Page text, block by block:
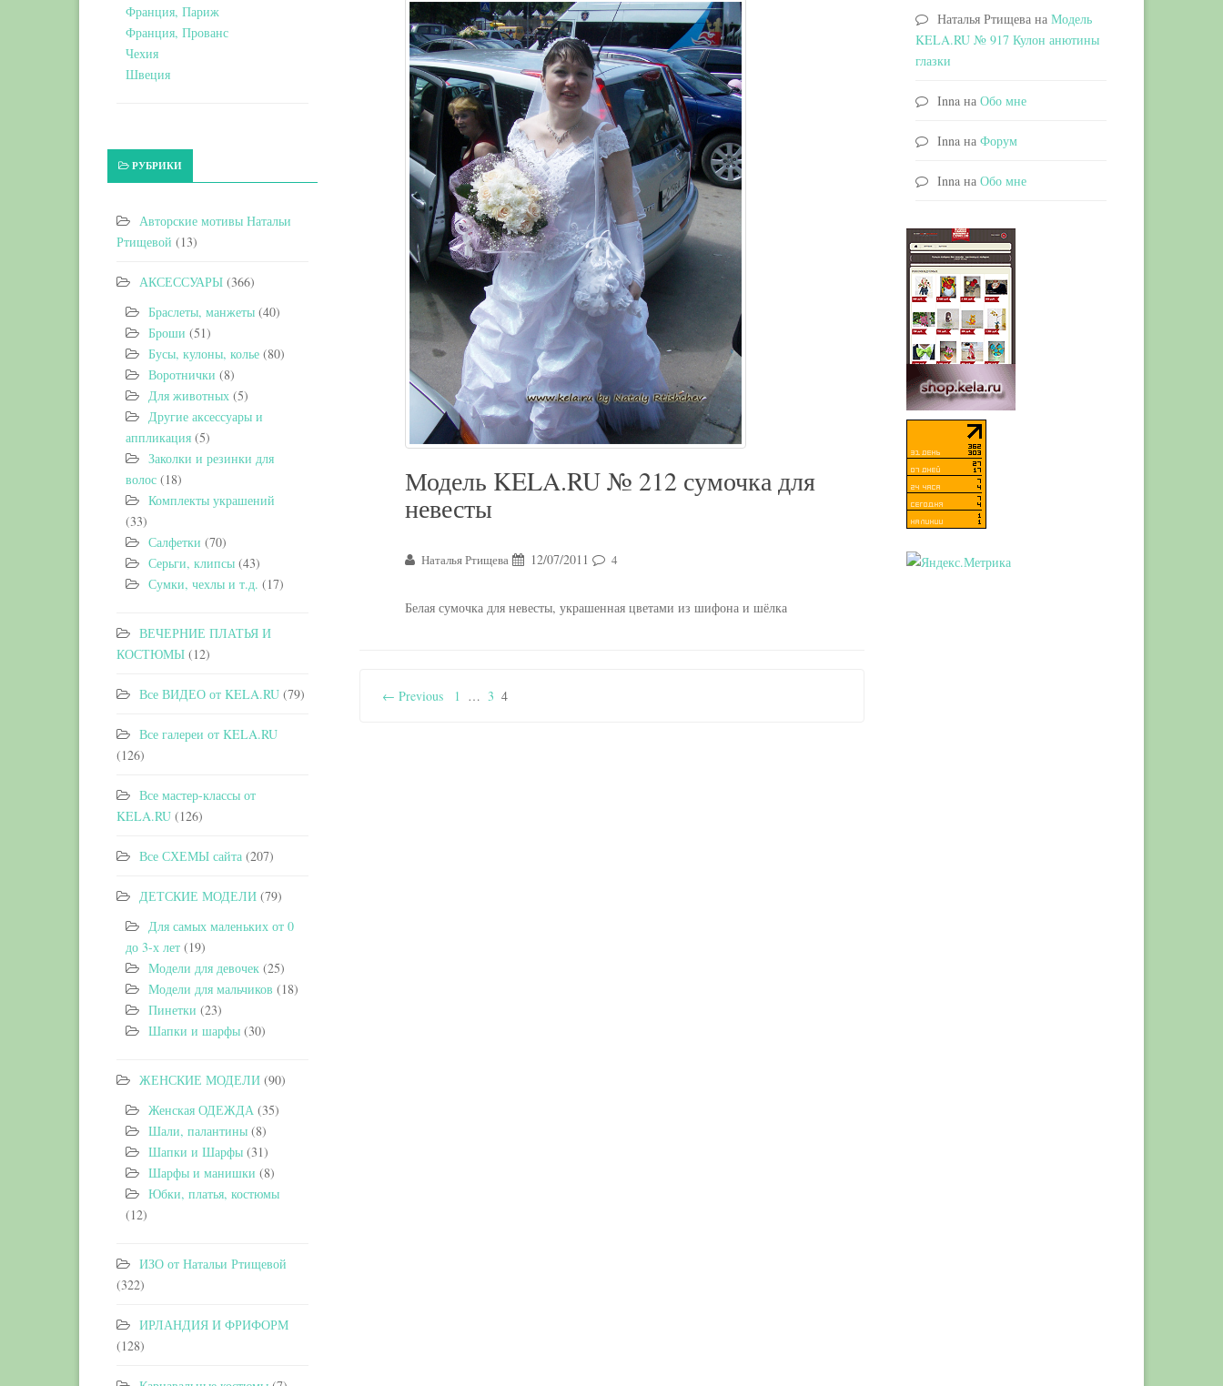
Модель KELA.RU № 212 сумочка для
невесты
Наталья Ртищева 12/07/2011 4
Белая сумочка для невесты, украшенная цветами из шифона и шёлка
← Previous 1 … 3 4
Франция, Париж
Франция, Прованс
Чехия
Швеция
РУБРИКИ
Авторские мотивы Натальи
Ртищевой (13)
АКСЕССУАРЫ (366)
Браслеты, манжеты (40)
Броши (51)
Бусы, кулоны, колье (80)
Воротнички (8)
Для животных (5)
Другие аксессуары и
аппликация (5)
Заколки и резинки для
волос (18)
Комплекты украшений
(33)
Салфетки (70)
Серьги, клипсы (43)
Сумки, чехлы и т.д. (17)
ВЕЧЕРНИЕ ПЛАТЬЯ И
КОСТЮМЫ (12)
Все ВИДЕО от KELA.RU (79)
Все галереи от KELA.RU
(126)
Все мастер-классы от
KELA.RU (126)
Все СХЕМЫ сайта (207)
ДЕТСКИЕ МОДЕЛИ (79)
Для самых маленьких от 0
до 3-х лет (19)
Модели для девочек (25)
Модели для мальчиков (18)
Пинетки (23)
Шапки и шарфы (30)
ЖЕНСКИЕ МОДЕЛИ (90)
Женская ОДЕЖДА (35)
Шали, палантины (8)
Шапки и Шарфы (31)
Шарфы и манишки (8)
Юбки, платья, костюмы
(12)
ИЗО от Натальи Ртищевой
(322)
ИРЛАНДИЯ И ФРИФОРМ
(128)
Наталья Ртищевана Модель
KELA.RU № 917 Кулон анютины
глазки
Innaна Обо мне
Innaна Форум
Innaна Обо мне